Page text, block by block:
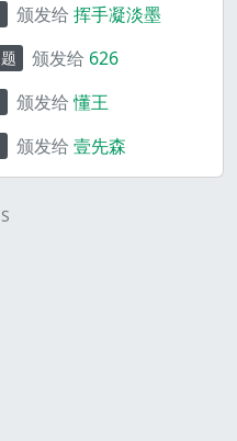
颁发给 挥手凝淡墨
颁发给 626
颁发给 懂王
颁发给 壹先森